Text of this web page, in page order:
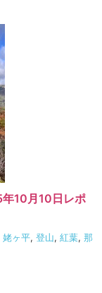
10月10日レポ
姥ヶ平, 登山, 紅葉, 那